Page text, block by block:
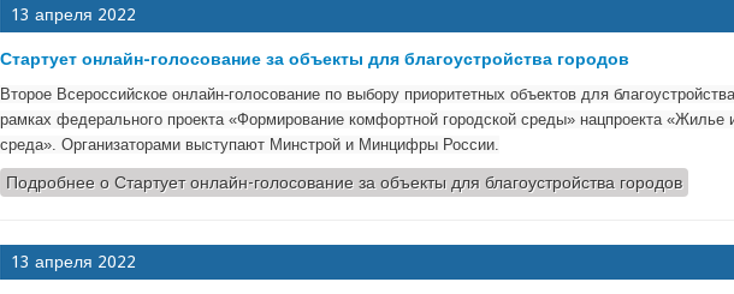
13 апреля 2022
Стартует онлайн-голосование за объекты для благоустройства городов
Второе Всероссийское онлайн-голосование по выбору приоритетных объектов для
рамках федерального проекта «Формирование комфортной городской среды» нацпроекта «Жилье
среда». Организаторами выступают Минстрой и Минцифры России.
Подробнее о Стартует онлайн-голосование за объекты для благоустройства городов
13 апреля 2022